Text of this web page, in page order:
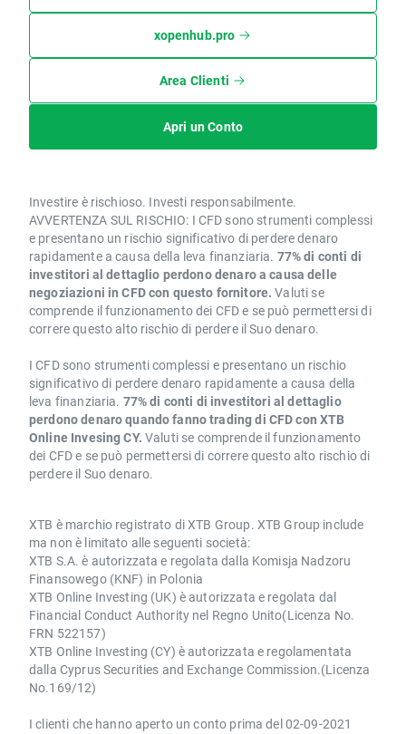
xopenhub.pro
Area Clienti
Apri un Conto
Investire è rischioso. Investi responsabilmente.
AVVERTENZA SUL RISCHIO: I CFD sono strumenti complessi
e presentano un rischio significativo di perdere denaro
rapidamente a causa della leva finanziaria. 77% di conti di
investitori al dettaglio perdono denaro a causa delle
negoziazioni in CFD con questo fornitore. Valuti se
comprende il funzionamento dei CFD e se può permettersi di
correre questo alto rischio di perdere il Suo denaro.
I CFD sono strumenti complessi e presentano un rischio
significativo di perdere denaro rapidamente a causa della
leva finanziaria. 77% di conti di investitori al dettaglio
perdono denaro quando fanno trading di CFD con XTB
Online Invesing CY. Valuti se comprende il funzionamento
dei CFD e se può permettersi di correre questo alto rischio di
perdere il Suo denaro.
XTB è marchio registrato di XTB Group. XTB Group include
ma non è limitato alle seguenti società:
XTB S.A. è autorizzata e regolata dalla Komisja Nadzoru
Finansowego (KNF) in Polonia
XTB Online Investing (UK) è autorizzata e regolata dal
Financial Conduct Authority nel Regno Unito(Licenza No.
FRN 522157)
XTB Online Investing (CY) è autorizzata e regolamentata
dalla Cyprus Securities and Exchange Commission.(Licenza
No.169/12)
I clienti che hanno aperto un conto prima del 02-09-2021